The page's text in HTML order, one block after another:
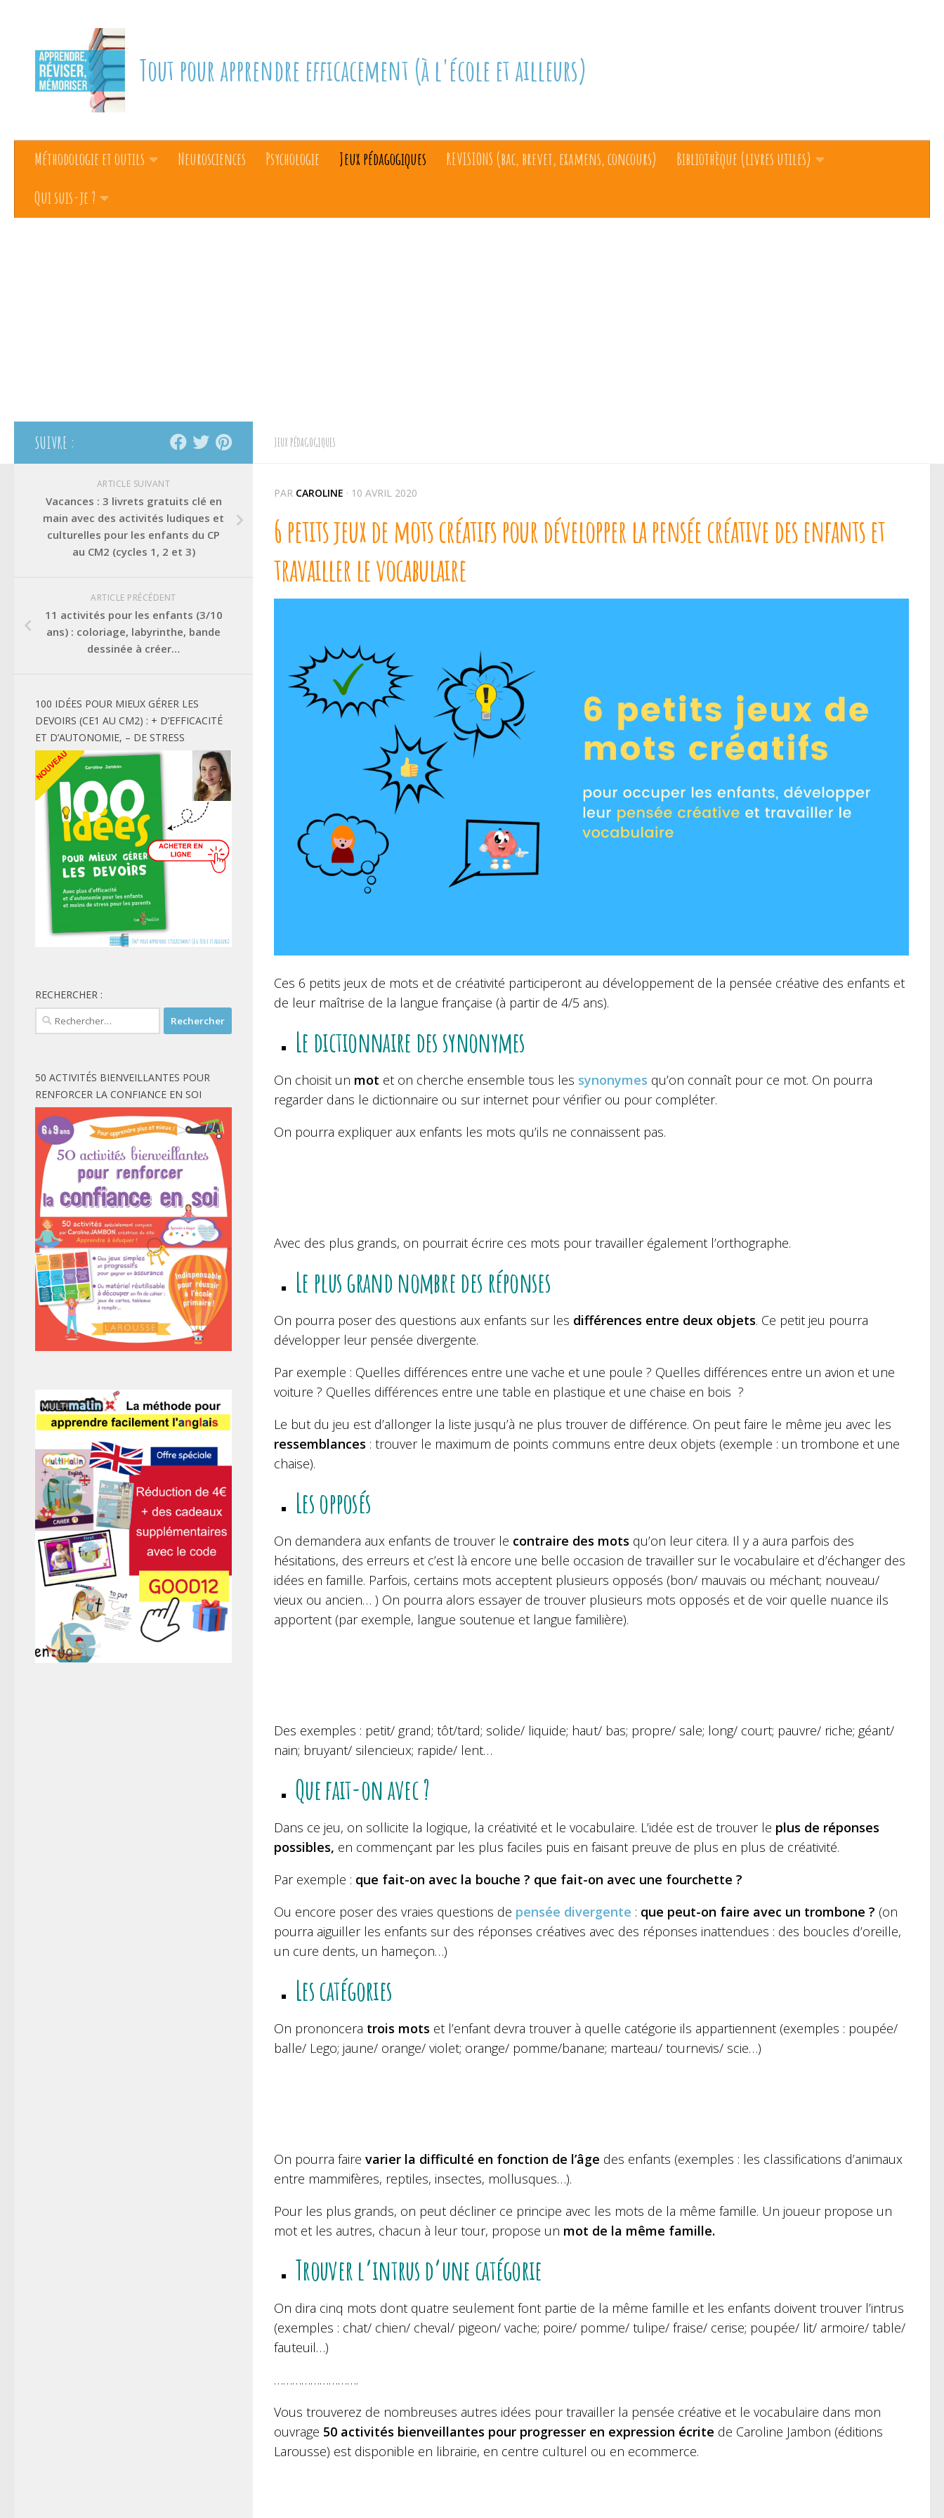
Tout pour apprendre efficacement (à l'école et ailleurs)
Méthodologie et outils Neurosciences Psychologie Jeux pédagogiques REVISIONS (bac, brevet, examens, concours)
Bibliothèque (livres utiles)
Qui suis-je ?
JEUX PÉDAGOGIQUES
PAR CAROLINE · 10 AVRIL 2020
6 petits jeux de mots créatifs pour développer la pensée créative des enfants et
travailler le vocabulaire
Ces 6 petits jeux de mots et de créativité participeront au développement de la pensée créative des enfants et
de leur maîtrise de la langue française (à partir de 4/5 ans).
Le dictionnaire des synonymes
On choisit un mot et on cherche ensemble tous les synonymes qu’on connaît pour ce mot. On pourra
regarder dans le dictionnaire ou sur internet pour vérifier ou pour compléter.
On pourra expliquer aux enfants les mots qu’ils ne connaissent pas.
Avec des plus grands, on pourrait écrire ces mots pour travailler également l’orthographe.
Le plus grand nombre des réponses
On pourra poser des questions aux enfants sur les différences entre deux objets. Ce petit jeu pourra
développer leur pensée divergente.
Par exemple : Quelles différences entre une vache et une poule ? Quelles différences entre un avion et une
voiture ? Quelles différences entre une table en plastique et une chaise en bois ?
Le but du jeu est d’allonger la liste jusqu’à ne plus trouver de différence. On peut faire le même jeu avec les
ressemblances : trouver le maximum de points communs entre deux objets (exemple : un trombone et une
chaise).
Les opposés
On demandera aux enfants de trouver le contraire des mots qu’on leur citera. Il y a aura parfois des
hésitations, des erreurs et c’est là encore une belle occasion de travailler sur le vocabulaire et d’échanger des
idées en famille. Parfois, certains mots acceptent plusieurs opposés (bon/ mauvais ou méchant; nouveau/
vieux ou ancien… ) On pourra alors essayer de trouver plusieurs mots opposés et de voir quelle nuance ils
apportent (par exemple, langue soutenue et langue familière).
Des exemples : petit/ grand; tôt/tard; solide/ liquide; haut/ bas; propre/ sale; long/ court; pauvre/ riche; géant/
nain; bruyant/ silencieux; rapide/ lent…
Que fait-on avec ?
Dans ce jeu, on sollicite la logique, la créativité et le vocabulaire. L’idée est de trouver le plus de réponses
possibles, en commençant par les plus faciles puis en faisant preuve de plus en plus de créativité.
Par exemple : que fait-on avec la bouche ? que fait-on avec une fourchette ?
Ou encore poser des vraies questions de pensée divergente : que peut-on faire avec un trombone ? (on
pourra aiguiller les enfants sur des réponses créatives avec des réponses inattendues : des boucles d’oreille,
un cure dents, un hameçon…)
Les catégories
On prononcera trois mots et l’enfant devra trouver à quelle catégorie ils appartiennent (exemples : poupée/
balle/ Lego; jaune/ orange/ violet; orange/ pomme/banane; marteau/ tournevis/ scie…)
On pourra faire varier la difficulté en fonction de l’âge des enfants (exemples : les classifications d’animaux
entre mammifères, reptiles, insectes, mollusques…).
Pour les plus grands, on peut décliner ce principe avec les mots de la même famille. Un joueur propose un
mot et les autres, chacun à leur tour, propose un mot de la même famille.
Trouver l’intrus d’une catégorie
On dira cinq mots dont quatre seulement font partie de la même famille et les enfants doivent trouver l’intrus
(exemples : chat/ chien/ cheval/ pigeon/ vache; poire/ pomme/ tulipe/ fraise/ cerise; poupée/ lit/ armoire/ table/
fauteuil…)
……………………….
Vous trouverez de nombreuses autres idées pour travailler la pensée créative et le vocabulaire dans mon
ouvrage 50 activités bienveillantes pour progresser en expression écrite de Caroline Jambon (éditions
Larousse) est disponible en librairie, en centre culturel ou en ecommerce.
SUIVRE :
ARTICLE SUIVANT
Vacances : 3 livrets gratuits clé en
main avec des activités ludiques et
culturelles pour les enfants du CP
au CM2 (cycles 1, 2 et 3)
ARTICLE PRÉCÉDENT
11 activités pour les enfants (3/10
ans) : coloriage, labyrinthe, bande
dessinée à créer…
100 IDÉES POUR MIEUX GÉRER LES
DEVOIRS (CE1 AU CM2) : + D’EFFICACITÉ
ET D’AUTONOMIE, – DE STRESS
RECHERCHER :
Rechercher :
50 ACTIVITÉS BIENVEILLANTES POUR
RENFORCER LA CONFIANCE EN SOI